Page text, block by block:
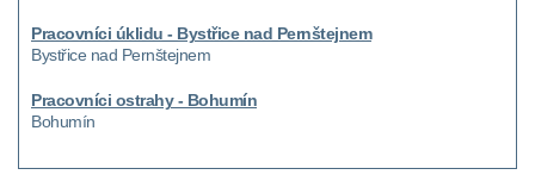
Pracovníci úklidu - Bystřice nad Pernštejnem
Bystřice nad Pernštejnem
Pracovníci ostrahy - Bohumín
Bohumín